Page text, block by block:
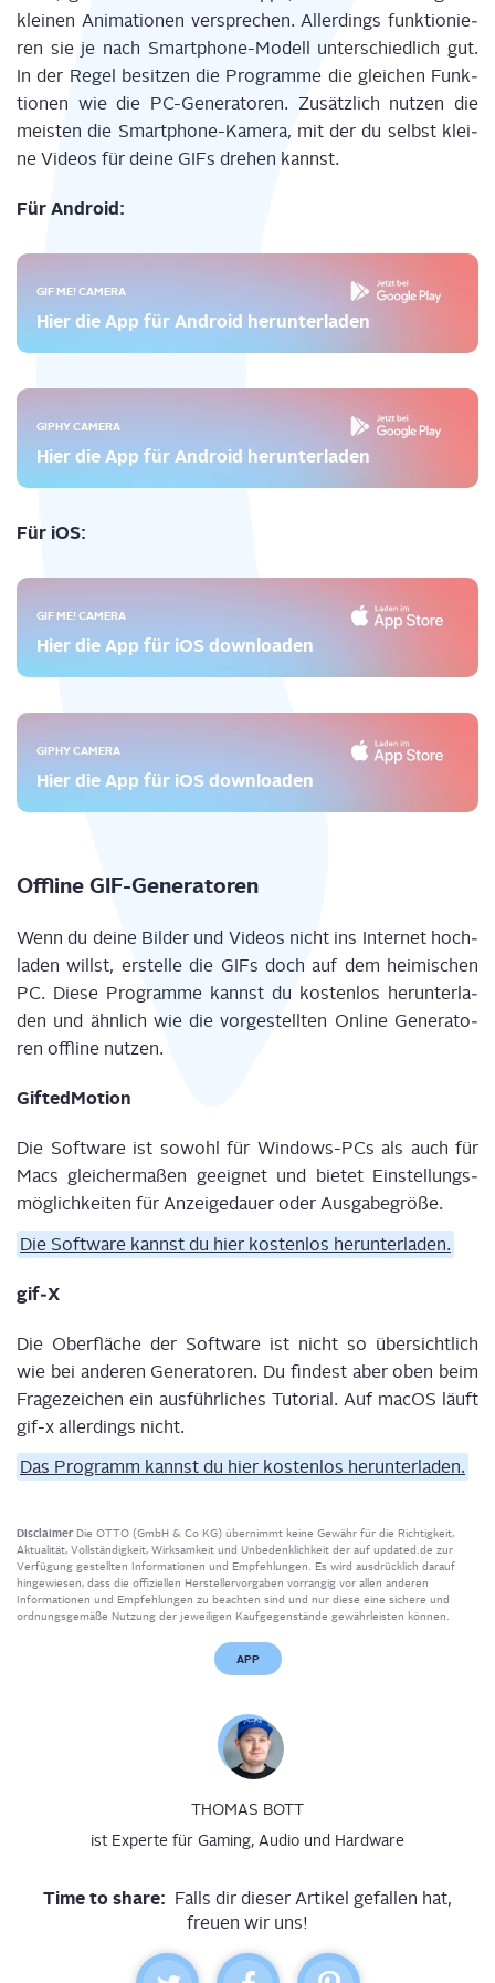
klei­nen Ani­ma­tio­nen ver­spre­chen. Aller­dings funk­tio­nie­
ren sie je nach Smart­phone-Modell unter­schied­lich gut.
In der Regel besit­zen die Pro­gram­me die glei­chen Funk­
tio­nen wie die PC-Gene­ra­to­ren. Zusätz­lich nut­zen die
meis­ten die Smart­phone-Kame­ra, mit der du selbst klei­
ne Vide­os für dei­ne GIFs dre­hen kannst.
Für Android:
GIF ME! CAMERA
Hier die App für Android herunterladen
GIPHY CAMERA
Hier die App für Android herunterladen
Für iOS:
GIF ME! CAMERA
Hier die App für iOS downloaden
GIPHY CAMERA
Hier die App für iOS downloaden
Off­line GIF-Generatoren
Wenn du dei­ne Bil­der und Vide­os nicht ins Inter­net hoch­
la­den willst, erstel­le die GIFs doch auf dem hei­mi­schen
PC. Die­se Pro­gram­me kannst du kos­ten­los her­un­ter­la­
den und ähn­lich wie die vor­ge­stell­ten Online Gene­ra­to­
ren off­line nutzen.
Gifted­Mo­ti­on
Die Soft­ware ist sowohl für Win­dows-PCs als auch für
Macs glei­cher­ma­ßen geeig­net und bie­tet Ein­stel­lungs­
mög­lich­kei­ten für Anzei­ge­dau­er oder Ausgabegröße.
Die Soft­ware kannst du hier kos­ten­los herunterladen.
gif‑X
Die Ober­flä­che der Soft­ware ist nicht so über­sicht­lich
wie bei ande­ren Gene­ra­to­ren. Du fin­destaber oben beim
Fra­ge­zei­chen ein aus­führ­li­ches Tuto­ri­al. Auf macOS läuft
gif-x aller­dings nicht.
Das Pro­gramm kannst du hier kos­ten­los herunterladen.
Disclaimer Die OTTO (GmbH & Co KG) übernimmt keine Gewähr für die Richtigkeit,
Aktualität, Vollständigkeit, Wirksamkeit und Unbedenklichkeit der auf updated.de zur
Verfügung gestellten Informationen und Empfehlungen. Es wird ausdrücklich darauf
hingewiesen, dass die offiziellen Herstellervorgaben vorrangig vor allen anderen
Informationen und Empfehlungen zu beachten sind und nur diese eine sichere und
ordnungsgemäße Nutzung der jeweiligen Kaufgegenstände gewährleisten können.
APP
THOMAS BOTT
ist Experte für Gaming, Audio und Hardware
Time to share: Falls dir dieser Artikel gefallen hat,
freuen wir uns!